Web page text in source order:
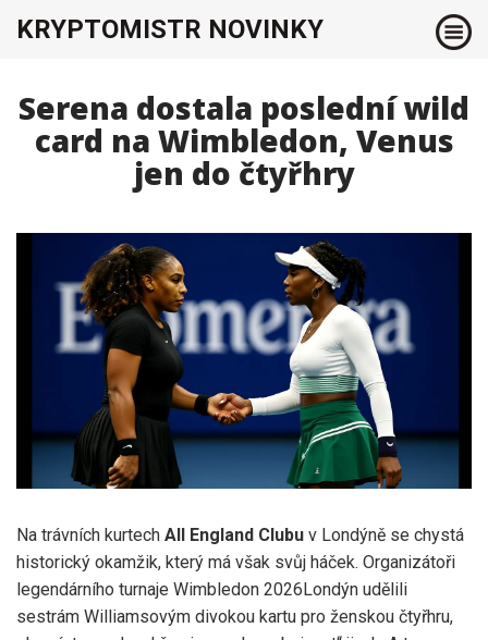
KRYPTOMISTR NOVINKY
Serena dostala poslední wild
card na Wimbledon, Venus
jen do čtyřhry
Na trávních kurtech All England Clubu v Londýně se chystá
historický okamžik, který má však svůj háček. Organizátoři
legendárního turnaje Wimbledon 2026Londýn udělili
sestrám Williamsovým divokou kartu pro ženskou čtyřhru,